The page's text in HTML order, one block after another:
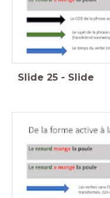
Slide 25 - Slide